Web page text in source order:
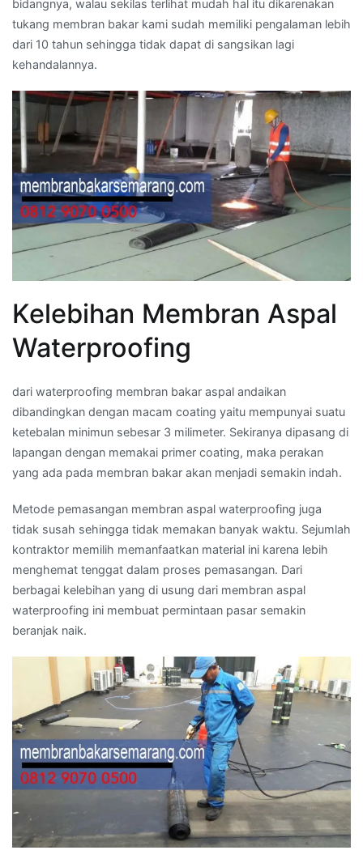
bidangnya, walau sekilas terlihat mudah hal itu dikarenakan
tukang membran bakar kami sudah memiliki pengalaman lebih
dari 10 tahun sehingga tidak dapat di sangsikan lagi
kehandalannya.
Kelebihan Membran Aspal
Waterproofing
dari waterproofing membran bakar aspal andaikan
dibandingkan dengan macam coating yaitu mempunyai suatu
ketebalan minimun sebesar 3 milimeter. Sekiranya dipasang di
lapangan dengan memakai primer coating, maka perakan
yang ada pada membran bakar akan menjadi semakin indah.
Metode pemasangan membran aspal waterproofing juga
tidak susah sehingga tidak memakan banyak waktu. Sejumlah
kontraktor memilih memanfaatkan material ini karena lebih
menghemat tenggat dalam proses pemasangan. Dari
berbagai kelebihan yang di usung dari membran aspal
waterproofing ini membuat permintaan pasar semakin
beranjak naik.